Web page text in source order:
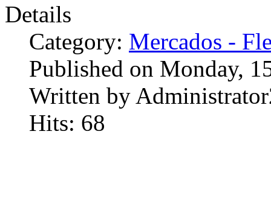
Details
Category: Mercados -
Published on Monday,
Written by
Hits: 68